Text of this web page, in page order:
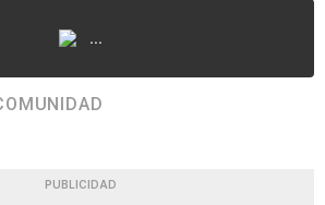
...
PUBLICIDAD